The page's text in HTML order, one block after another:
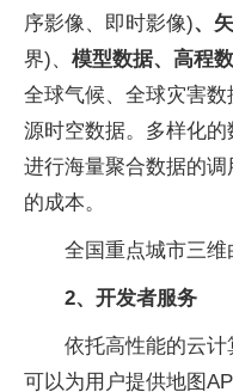
序影像、即时影像)、
界)、 模型数据、高程
全球气候、全球灾害数
源时空数据。多样化
进行海量聚合数据的
的成本。
全国重点城市三维
2、 开发者服务
依托高性能的云
可以为用户提供地图